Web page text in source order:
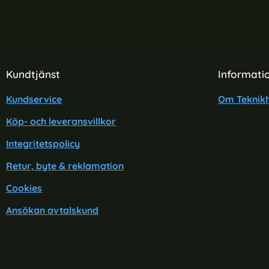
Sidfot Blandad info och länkar
Kundtjänst
Kundservice
Köp- och leveransvillkor
Integritetspolicy
Retur, byte & reklamation
Cookies
Ansökan avtalskund
Om